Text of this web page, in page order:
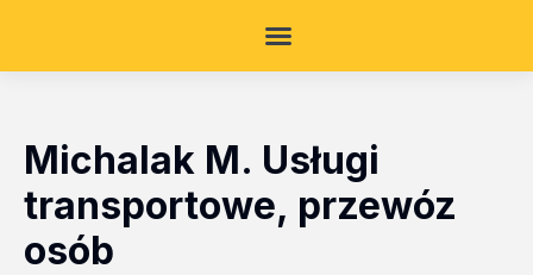
Michalak M. Usługi
transportowe, przewóz
osób